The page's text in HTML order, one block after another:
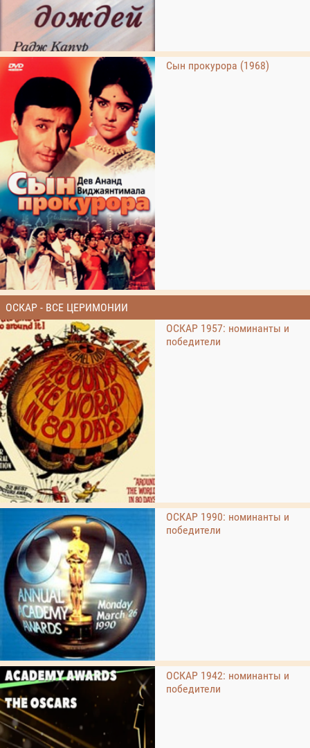
Сын прокурора (1968)
ОСКАР - ВСЕ ЦЕРИМОНИИ
ОСКАР 1957: номинанты и
победители
ОСКАР 1990: номинанты и
победители
ОСКАР 1942: номинанты и
победители